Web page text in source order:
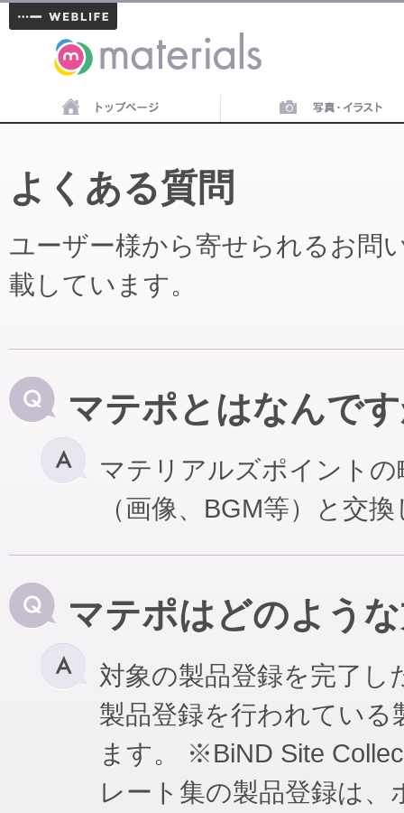
materials
よくある質問
ユーザー様から寄せられるお問
載しています。
マテポとはなんで
マテリアルズポイント
（画像、BGM等）と交
マテポはどのよう
対象の製品登録を完了
製品登録を行われてい
ます。 ※BiND Site
レート集の製品登録は